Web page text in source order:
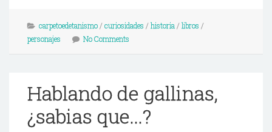
carpetoedetanismo/ curiosidades / historia / libros /
personajes
No Comments
Hablando de gallinas,
¿sabias que...?